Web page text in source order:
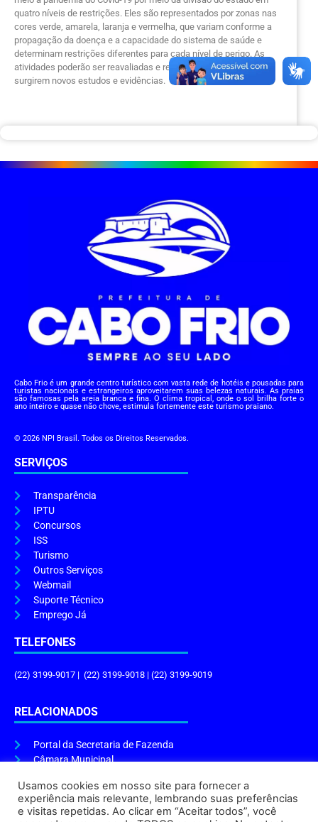
quatro níveis de restrições. Eles são representados por zonas nas
cores verde, amarela, laranja e vermelha, que variam conforme a
propagação da doença e a capacidade do sistema de saúde e
determinam restrições diferentes para cada nível de perigo. As
atividades poderão ser reavaliadas e reposicionadas conforme
surgirem novos estudos e evidências.
Cabo Frio é um grande centro turístico com vasta rede de hotéis e pousadas para
turistas nacionais e estrangeiros aproveitarem suas belezas naturais. As praias
são famosas pela areia branca e fina. O clima tropical, onde o sol brilha forte o
ano inteiro e quase não chove, estimula fortemente este turismo praiano.
© 2026 NPI Brasil. Todos os Direitos Reservados.
SERVIÇOS
Transparência
IPTU
Concursos
ISS
Turismo
Outros Serviços
Webmail
Suporte Técnico
Emprego Já
TELEFONES
(22) 3199-9017 | (22) 3199-9018 | (22) 3199-9019
RELACIONADOS
Portal da Secretaria de Fazenda
Câmara Municipal
ENDEREÇO E HORÁRIO
Usamos cookies em nosso site para fornecer a
experiência mais relevante, lembrando suas preferências
e visitas repetidas. Ao clicar em “Aceitar todos”, você